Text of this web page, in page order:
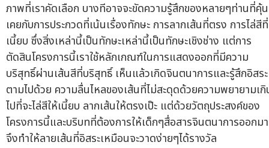
ภาพที่เราคัดเลือก บางทีอาจจะขัดความรู้สึกของหลายๆท่านที่คุ้น
เคยกับการประกวดที่เน้นเรื่องทักษะ การลากเส้นที่ตรง การไล่สีที่
เนี้ยบ ซึ่งสิ่งเหล่านี้เป็นทักษะเหล่านี้เป็นทักษะเชิงช่าง แต่การ
ตัดสินโครงการนี้เราใช้หลักเกณฑ์ในการแสดงออกที่มีความ
บริสุทธิ์ผ่านเส้นสีที่บริสุทธิ์ เห็นแล้วเกิดจินตนาการและรู้สึกอิสระ
ตามไปด้วย ความลื่นไหลของเส้นที่ไม่สะดุดด้วยความพยายามเ
ไปที่จะไล่สีให้เนี้ยบ ลากเส้นให้ตรงเป๊ะ แต่ด้วยวัตถุประสงค์ของ
โครงการนี้และบริบทที่ต้องการให้เด็กๆสื่อสารจินตนาการออกมา
จึงทำให้ลายเส้นที่อิสระเหมือนจะวาดง่ายๆได้รางวัล